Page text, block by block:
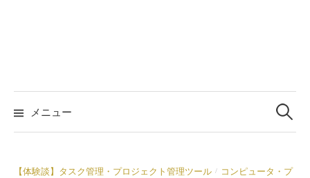
メニュー
検
索:
【体験談】タスク管理・プロジェクト管理ツール / コンピュータ・プ